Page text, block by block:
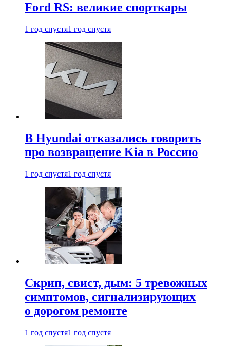
Ford RS: великие спорткары
1 год спустя1 год спустя
В Hyundai отказались говорить
про возвращение Kia в Россию
1 год спустя1 год спустя
Скрип, свист, дым: 5 тревожных
симптомов, сигнализирующих
о дорогом ремонте
1 год спустя1 год спустя